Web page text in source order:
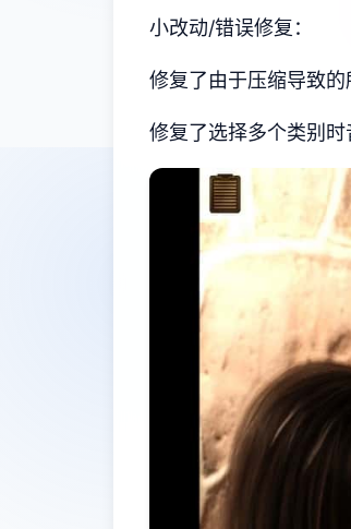
小改动/错误修复：
修复了由于压缩导致
修复了选择多个类别